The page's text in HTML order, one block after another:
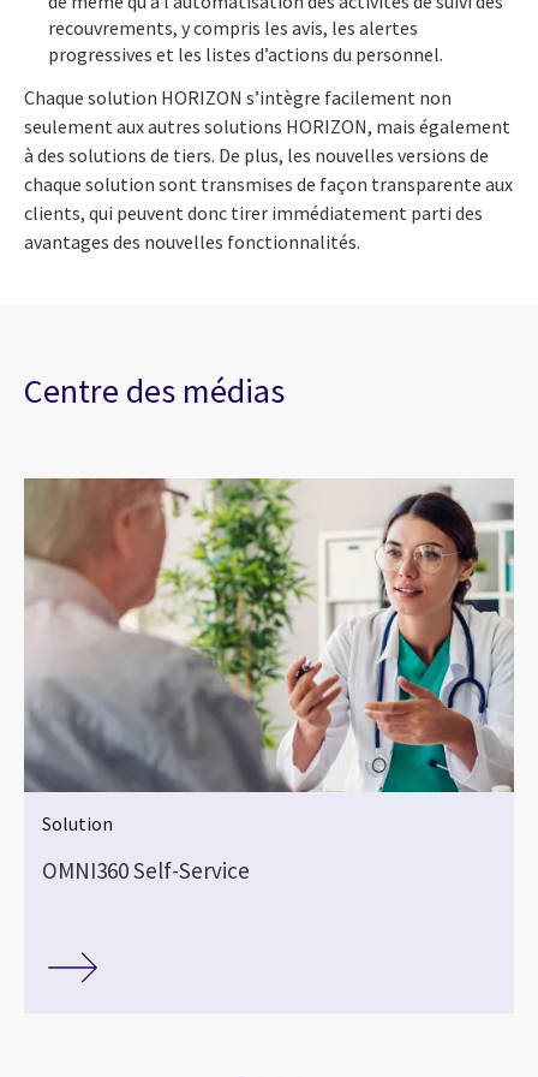
recouvrements, y compris les avis, les alertes
progressives et les listes d’actions du personnel.
Chaque solution HORIZON s’intègre facilement non
seulement aux autres solutions HORIZON, mais également
à des solutions de tiers. De plus, les nouvelles versions de
chaque solution sont transmises de façon transparente aux
clients, qui peuvent donc tirer immédiatement parti des
avantages des nouvelles fonctionnalités.
Centre des médias
Solution
OMNI360 Self-Service